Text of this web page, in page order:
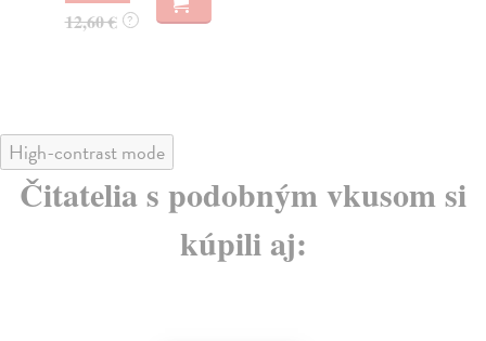
14,99 € ?
High-contrast mode
Čitatelia s podobným vkusom si
kúpili aj: